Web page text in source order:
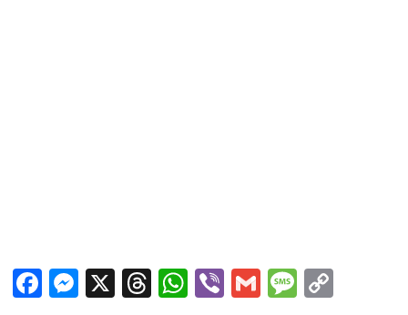
Facebook
Messenger
X Threads
WhatsApp
ViberGmail